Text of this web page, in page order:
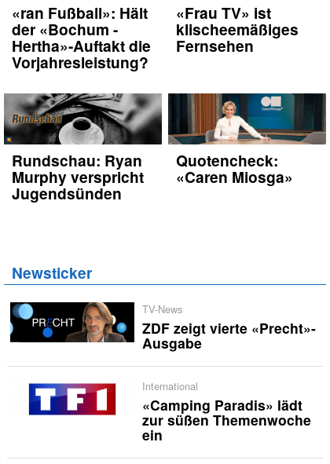
«ran Fußball»: Hält
der «Bochum -
Hertha»-Auftakt die
Vorjahresleistung?
«Frau TV» ist
klischeemäßiges
Fernsehen
Rundschau: Ryan
Murphy verspricht
Jugendsünden
Quotencheck:
«Caren Miosga»
Newsticker
TV-News
ZDF zeigt vierte «Precht»-
Ausgabe
International
«Camping Paradis» lädt
zur süßen Themenwoche
ein